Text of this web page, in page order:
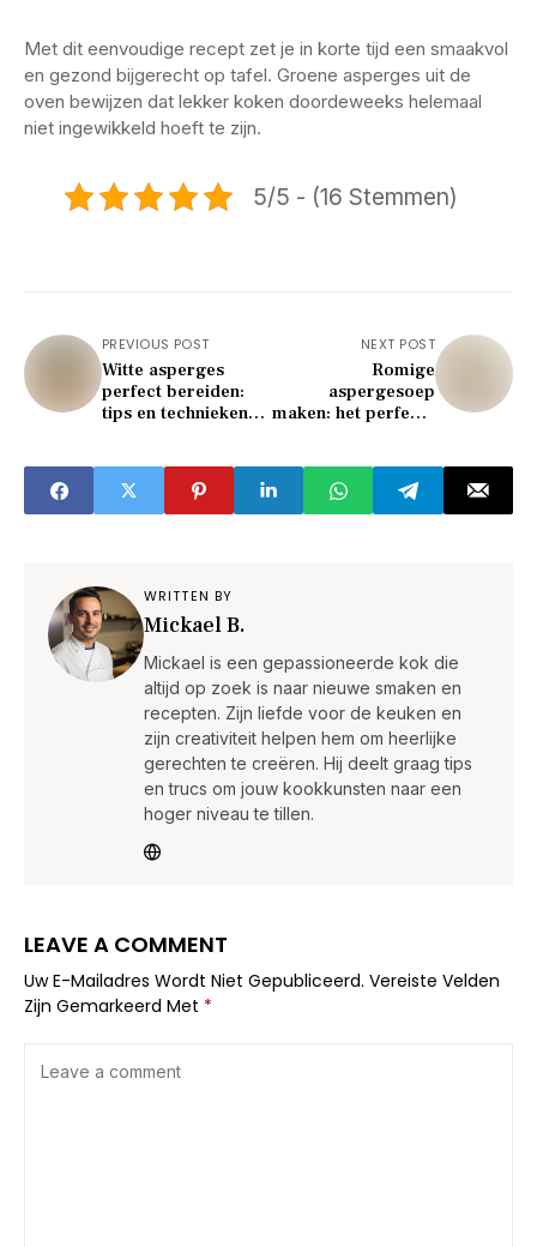
Met dit eenvoudige recept zet je in korte tijd een smaakvol
en gezond bijgerecht op tafel. Groene asperges uit de
oven bewijzen dat lekker koken doordeweeks helemaal
niet ingewikkeld hoeft te zijn.
5/5 - (16 Stemmen)
PREVIOUS POST
Witte asperges
perfect bereiden:
tips en technieken
NEXT POST
Romige
aspergesoep
maken: het perfecte
WRITTEN BY
Mickael B.
Mickael is een gepassioneerde kok die
altijd op zoek is naar nieuwe smaken en
recepten. Zijn liefde voor de keuken en
zijn creativiteit helpen hem om heerlijke
gerechten te creëren. Hij deelt graag tips
en trucs om jouw kookkunsten naar een
hoger niveau te tillen.
LEAVE A COMMENT
Uw E-Mailadres Wordt Niet Gepubliceerd. Vereiste Velden
Zijn Gemarkeerd Met *